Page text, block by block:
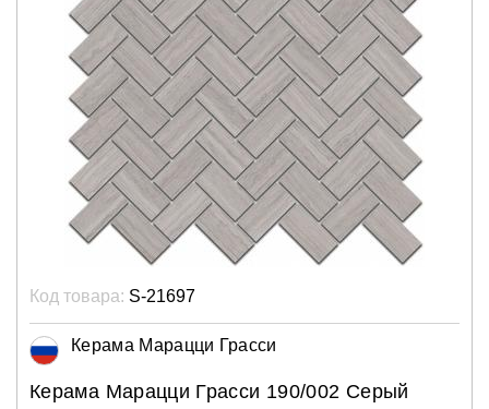
Код товара: S-21697
Керама Марацци Грасси
Керама Марацци Грасси 190/002 Серый